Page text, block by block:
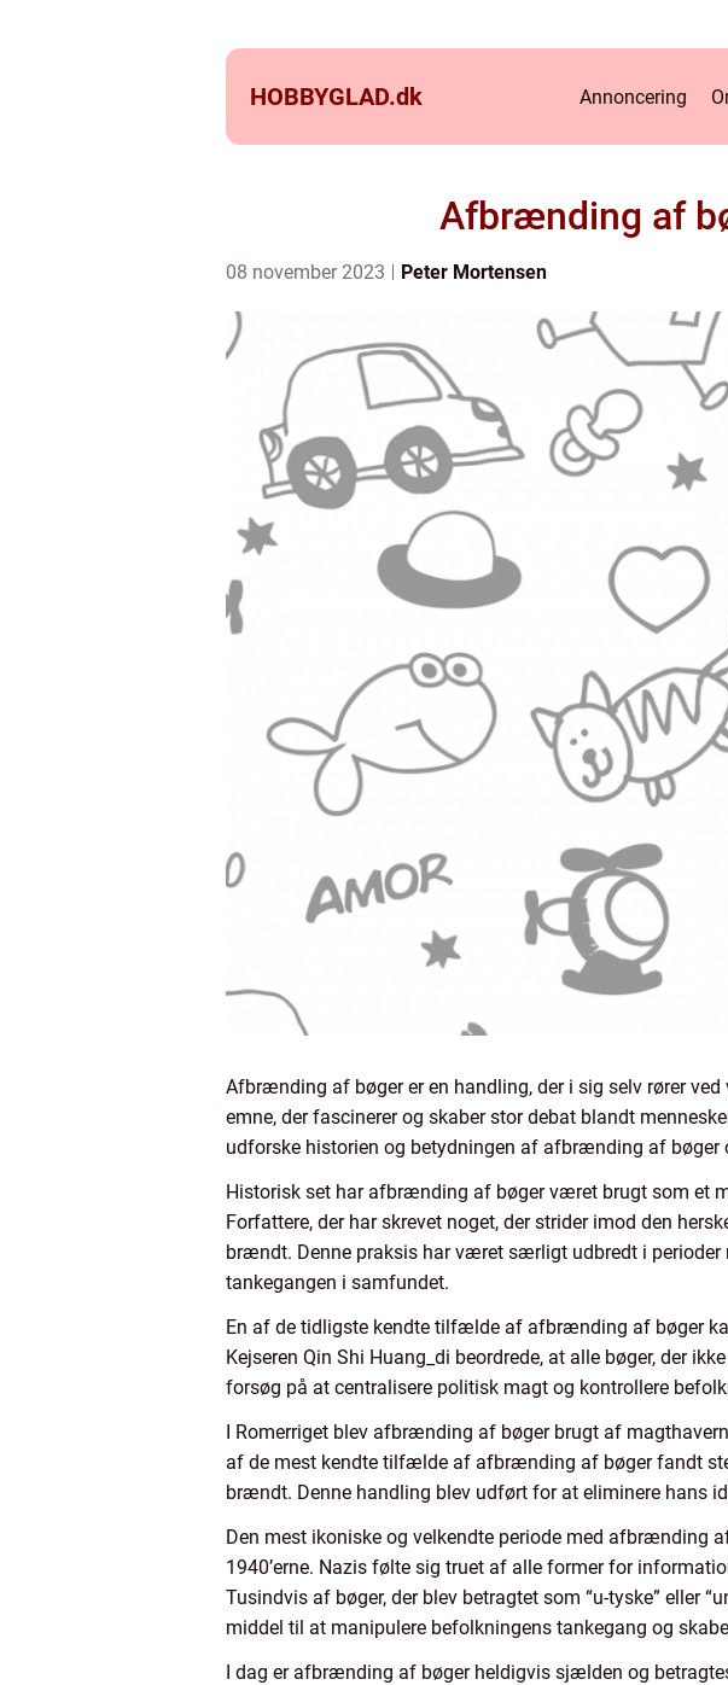
HOBBYGLAD.dk Annoncering
Afbrænding af
08 november 2023 Peter Mortensen
Afbrænding af bøger er en handling, der i sig selv rører
emne, der fascinerer og skaber stor debat blandt
udforske historien og betydningen af afbrænding af
Historisk set har afbrænding af bøger været brugt som et
Forfattere, der har skrevet noget, der strider imod den
brændt. Denne praksis har været særligt udbredt i
tankegangen i samfundet.
En af de tidligste kendte tilfælde af afbrænding af bøger
Kejseren Qin Shi Huang_di beordrede, at alle bøger, der
forsøg på at centralisere politisk magt og kontrollere
I Romerriget blev afbrænding af bøger brugt af
af de mest kendte tilfælde af afbrænding af bøger fandt
brændt. Denne handling blev udført for at eliminere hans
Den mest ikoniske og velkendte periode med afbrænding
1940’erne. Nazis følte sig truet af alle former for
Tusindvis af bøger, der blev betragtet som “u-tyske” eller
middel til at manipulere befolkningens tankegang og
I dag er afbrænding af bøger heldigvis sjælden og